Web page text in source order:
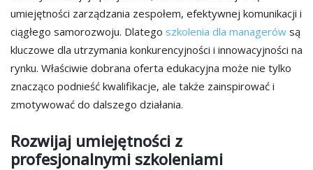
umiejętności zarządzania zespołem, efektywnej komunikacji i
ciągłego samorozwoju. Dlatego szkolenia dla managerów są
kluczowe dla utrzymania konkurencyjności i innowacyjności na
rynku. Właściwie dobrana oferta edukacyjna może nie tylko
znacząco podnieść kwalifikacje, ale także zainspirować i
zmotywować do dalszego działania.
Rozwijaj umiejętności z
profesjonalnymi szkoleniami